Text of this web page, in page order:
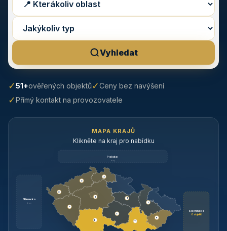
Vyhledat
✓51+ověřených objektů✓Ceny bez navýšení
✓Přímý kontakt na provozovatele
MAPA KRAJŮ
Klikněte na kraj pro nabídku
Polsko
brzy
Německo
brzy
Slovensko
6 objektů
3
9
3
3
3
3
1
2
11
1
6